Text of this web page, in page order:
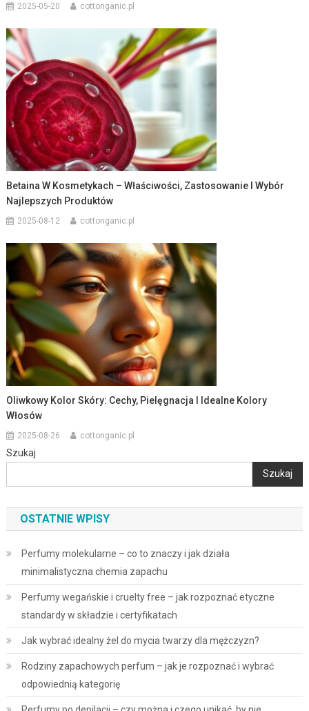
2025-05-20 cottonganic.pl
Betaina W Kosmetykach – Właściwości, Zastosowanie I Wybór
Najlepszych Produktów
2025-08-12 cottonganic.pl
Oliwkowy Kolor Skóry: Cechy, Pielęgnacja I Idealne Kolory
Włosów
2025-08-26 cottonganic.pl
Szukaj
Szukaj
OSTATNIE WPISY
Perfumy molekularne – co to znaczy i jak działa
minimalistyczna chemia zapachu
Perfumy wegańskie i cruelty free – jak rozpoznać etyczne
standardy w składzie i certyfikatach
Jak wybrać idealny żel do mycia twarzy dla mężczyzn?
Rodziny zapachowych perfum – jak je rozpoznać i wybrać
odpowiednią kategorię